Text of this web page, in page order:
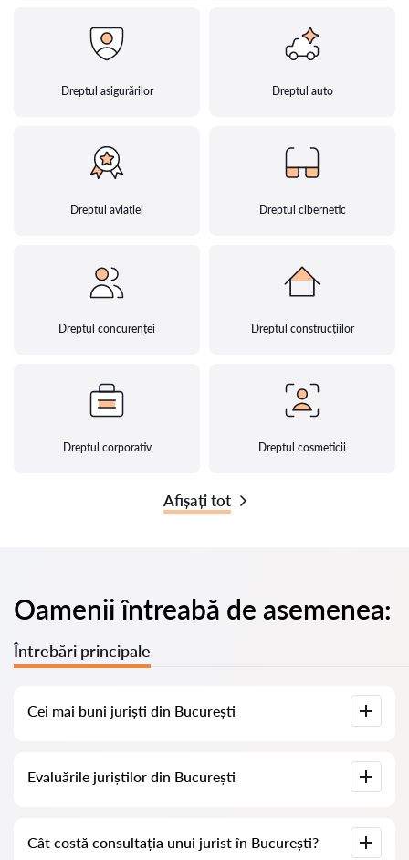
Dreptul asigurărilor Dreptul auto
Dreptul aviației Dreptul cibernetic
Dreptul concurenței Dreptul construcțiilor
Dreptul corporativ Dreptul cosmeticii
Afișați tot
Oamenii întreabă de asemenea:
Întrebări principale
Cei mai buni juriști din București
informații complete. Prețuri, evaluări, numere de telefon și
Evaluările juriștilor din București
ștergem evaluările negative și nu există posibilitatea de a le
Cât costă consultația unui jurist în București?